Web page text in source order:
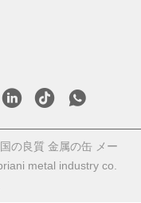
の良質 金属の缶 メー
metal industry co.